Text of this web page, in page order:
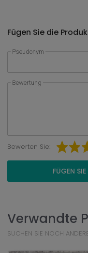
Fügen Sie die
Pseudonym
Bewertung
Bewerten Sie:
FÜGEN
Verwandte
SUCHEN SIE NOCH